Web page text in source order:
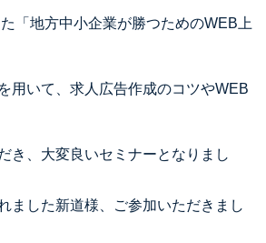
「地方中小企業が勝つためのWEB上
用いて、求人広告作成のコツやWEB
き、大変良いセミナーとなりまし
ました新道様、ご参加いただきまし